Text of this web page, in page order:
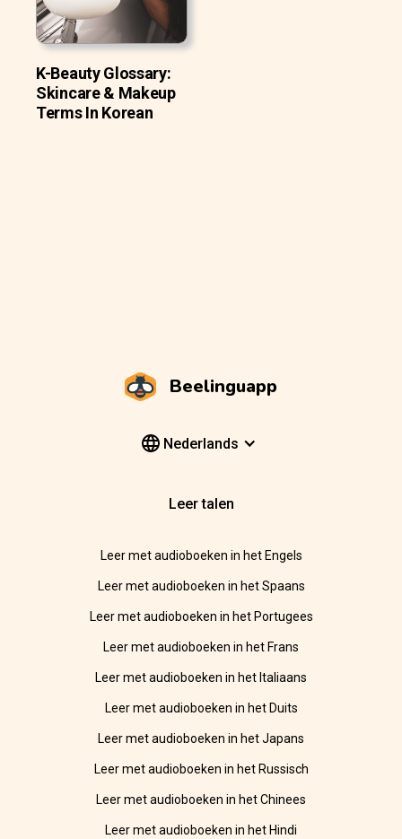
K-Beauty Glossary:
Skincare & Makeup
Terms In Korean
Beelinguapp
Nederlands
Leer talen
Leer met audioboeken in het Engels
Leer met audioboeken in het Spaans
Leer met audioboeken in het Portugees
Leer met audioboeken in het Frans
Leer met audioboeken in het Italiaans
Leer met audioboeken in het Duits
Leer met audioboeken in het Japans
Leer met audioboeken in het Russisch
Leer met audioboeken in het Chinees
Leer met audioboeken in het Hindi